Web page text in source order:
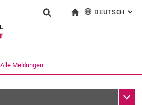
Springe direkt zu: Inhalt
Springe direkt zu: Suche
Springe direkt zu:
Suchen (öffnet externen Link in einem
DEUTSCH :
Alle Meldungen